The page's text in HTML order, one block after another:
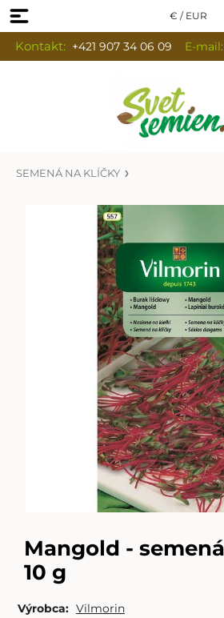
€ / EUR
Kontakt:+421 907 34 06 09 E-mail:
SEMENÁ NA KLÍČKY
Mangold -
10 g
Výrobca: Vilmorin